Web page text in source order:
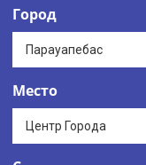
Город
Место